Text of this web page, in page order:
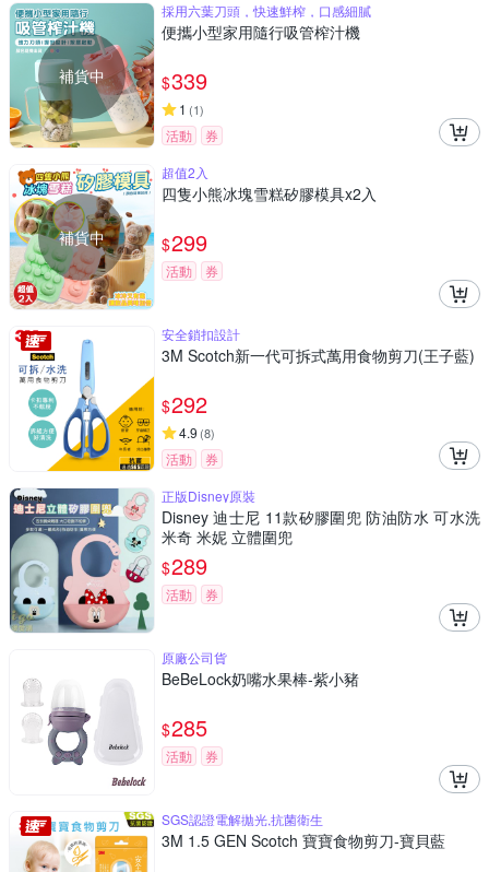
補貨中
採用六葉刀頭，快速鮮榨，口感細膩
便攜小型家用隨行吸管榨汁機
$339
1 (1)
活動 券
補貨中
超值2入
四隻小熊冰塊雪糕矽膠模具x2入
$299
活動 券
安全鎖扣設計
3M Scotch新一代可拆式萬用食物剪刀(王子藍)
$292
4.9 (8)
活動
券
正版Disney原裝
Disney 迪士尼 11款矽膠圍兜 防油防水 可水洗
米奇 米妮 立體圍兜
$289
活動 券
原廠公司貨
BeBeLock奶嘴水果棒-紫小豬
$285
活動 券
SGS認證電解拋光,抗菌衛生
3M 1.5 GEN Scotch 寶寶食物剪刀-寶貝藍